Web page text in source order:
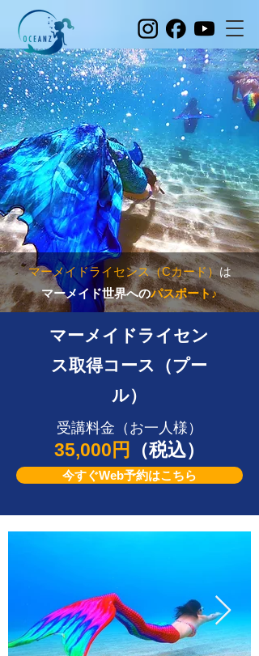
マーメイドライセンス（Cカード） は
マーメイド世界へのパスポート♪
マーメイドライセン
ス取得コース（プー
ル）
受講料金（お一人様）
35,000円 （税込）
今すぐWeb予約はこちら